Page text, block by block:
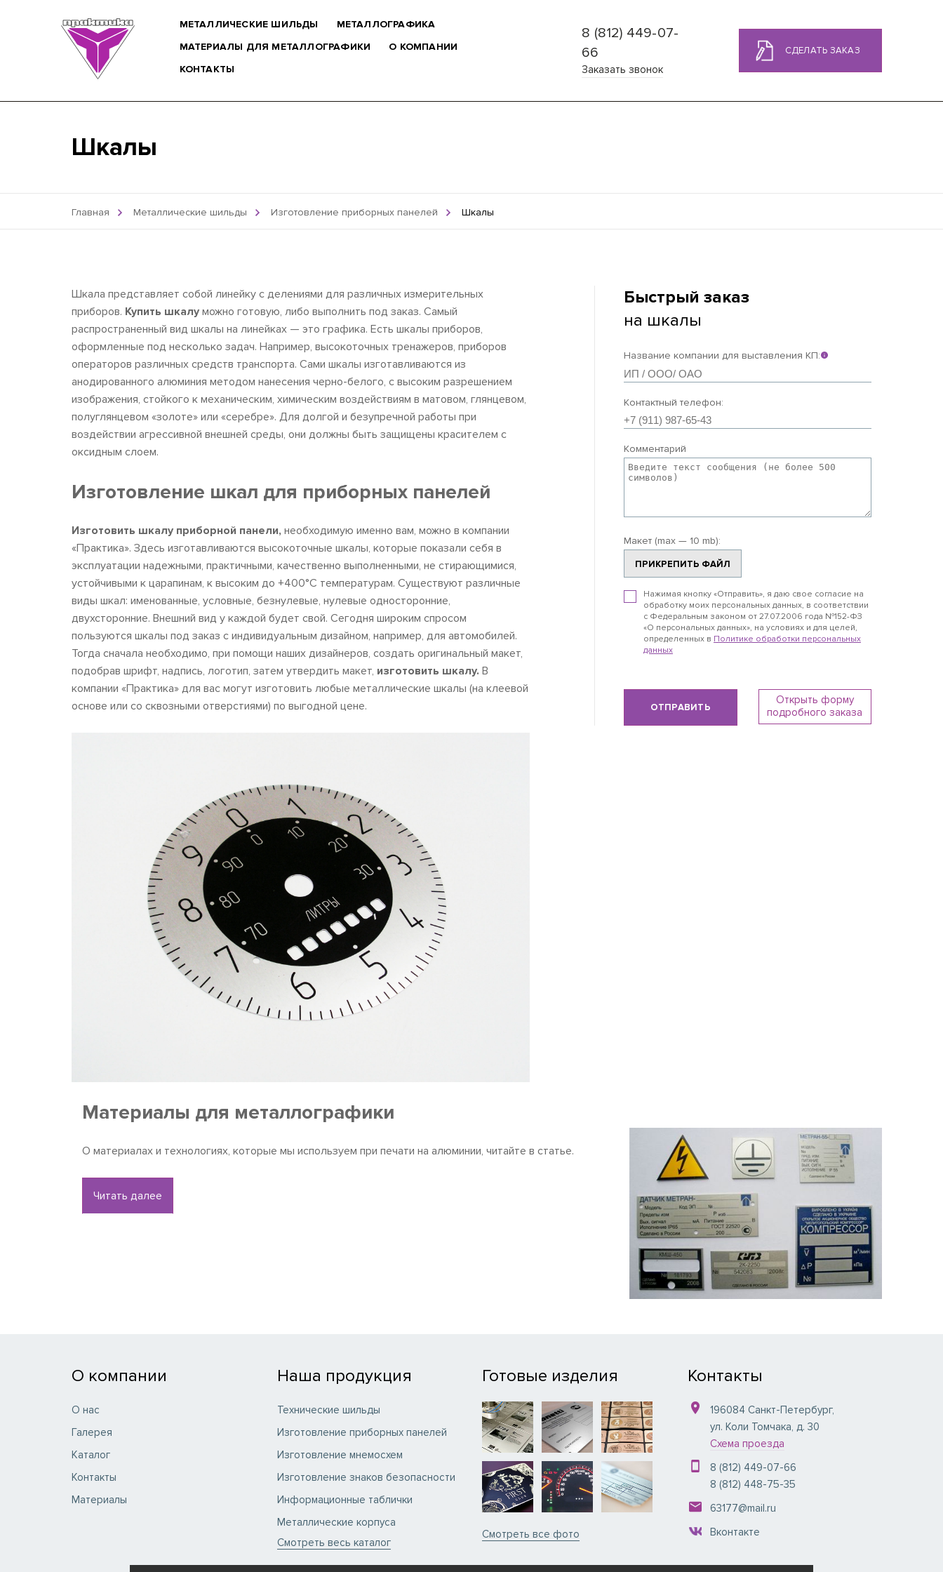
МЕТАЛЛИЧЕСКИЕ ШИЛЬДЫ
МЕТАЛЛОГРАФИКА
МАТЕРИАЛЫ ДЛЯ МЕТАЛЛОГРАФИКИ
О КОМПАНИИ
КОНТАКТЫ
8 (812) 449-07-
66
Заказать звонок
СДЕЛАТЬ ЗАКАЗ
Шкалы
Главная Металлические шильды Изготовление приборных панелей Шкалы
Шкала представляет собой линейку с делениями для различных измерительных
приборов. Купить шкалу можно готовую, либо выполнить под заказ. Самый
распространенный вид шкалы на линейках — это графика. Есть шкалы приборов,
оформленные под несколько задач. Например, высокоточных тренажеров, приборов
операторов различных средств транспорта. Сами шкалы изготавливаются из
анодированного алюминия методом нанесения черно-белого, с высоким разрешением
изображения, стойкого к механическим, химическим воздействиям в матовом, глянцевом,
полуглянцевом «золоте» или «серебре». Для долгой и безупречной работы при
воздействии агрессивной внешней среды, они должны быть защищены красителем с
оксидным слоем.
Изготовление шкал для приборных панелей
Изготовить шкалу приборной панели, необходимую именно вам, можно в компании
«Практика». Здесь изготавливаются высокоточные шкалы, которые показали себя в
эксплуатации надежными, практичными, качественно выполненными, не стирающимися,
устойчивыми к царапинам, к высоким до +400°С температурам. Существуют различные
виды шкал: именованные, условные, безнулевые, нулевые односторонние,
двухсторонние. Внешний вид у каждой будет свой. Сегодня широким спросом
пользуются шкалы под заказ с индивидуальным дизайном, например, для автомобилей.
Тогда сначала необходимо, при помощи наших дизайнеров, создать оригинальный макет,
подобрав шрифт, надпись, логотип, затем утвердить макет, изготовить шкалу. В
компании «Практика» для вас могут изготовить любые металлические шкалы (на клеевой
основе или со сквозными отверстиями) по выгодной цене.
Материалы для металлографики
О материалах и технологиях, которые мы используем при печати на алюминии, читайте в статье.
Читать далее
Быстрый заказ
на шкалы
Название компании для выставления КП:
Контактный телефон:
Комментарий
Макет (max — 10 mb):
ПРИКРЕПИТЬ ФАЙЛ
Нажимая кнопку «Отправить», я даю свое согласие на
обработку моих персональных данных, в соответствии
с Федеральным законом от 27.07.2006 года №152-ФЗ
«О персональных данных», на условиях и для целей,
определенных в Политике обработки персональных
данных
ОТПРАВИТЬ
Открыть форму
подробного заказа
О компании
О нас
Галерея
Каталог
Контакты
Материалы
Наша продукция
Технические шильды
Изготовление приборных панелей
Изготовление мнемосхем
Изготовление знаков безопасности
Информационные таблички
Металлические корпуса
Смотреть весь каталог
Готовые изделия
Смотреть вcе фото
Контакты
196084 Санкт-Петербург,
ул. Коли Томчака, д. 30
Схема проезда
8 (812) 449-07-66
8 (812) 448-75-35
63177@mail.ru
Вконтакте